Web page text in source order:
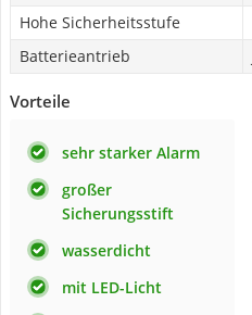
Hohe Sicherheitsstufe
Batterieantrieb
Vorteile
sehr starker Alarm
großer
Sicherungsstift
wasserdicht
mit LED-Licht